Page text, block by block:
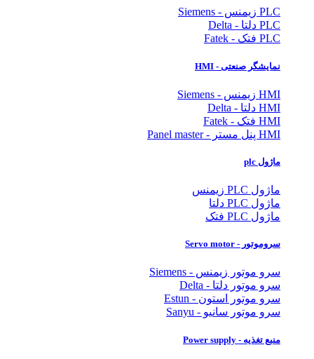
PLC زیمنس - Siemens
PLC دلتا - Delta
PLC فتک - Fatek
نمایشگر صنعتی - HMI
HMI زیمنس - Siemens
HMI دلتا - Delta
HMI فتک - Fatek
HMI پنل مستر - Panel master
ماژول plc
ماژول PLC زیمنس
ماژول PLC دلتا
ماژول PLC فتک
سروموتور - Servo motor
سرو موتور زیمنس - Siemens
سرو موتور دلتا - Delta
سرو موتور استون - Estun
سرو موتور سانیو - Sanyu
منبع تغذیه - Power supply